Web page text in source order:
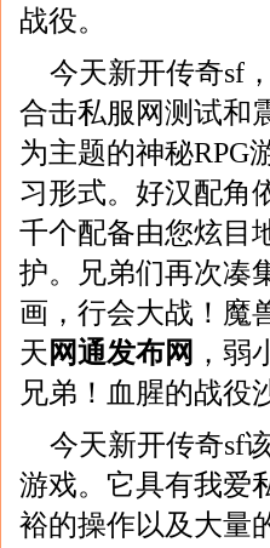
战役。
今天新开传奇sf
合击私服网测试和
为主题的神秘RPG
习形式。好汉配角
千个配备由您炫目
护。兄弟们再次凑
画，行会大战！魔
天 网通发布网 ，弱
兄弟！血腥的战役
今天新开传奇sf
游戏。它具有我爱
裕的操作以及大量